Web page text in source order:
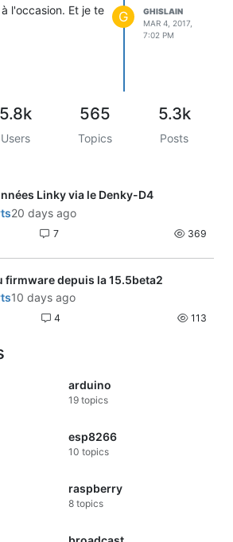
l'occasion. Et je te
G
GHISLAIN
MAR 4, 2017,
7:02 PM
5.8k
Users
565
Topics
5.3k
Posts
Linky via le Denky-D4
20 days ago
7 369
firmware depuis la 15.5beta2
10 days ago
4 113
arduino
19 topics
esp8266
10 topics
raspberry
8 topics